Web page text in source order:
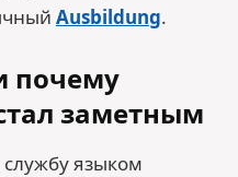
Ausbildung.
почему
заметным
службу языком